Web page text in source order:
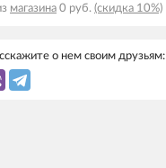
магазина 0 руб. (скидка 10%)
о нем своим друзьям: